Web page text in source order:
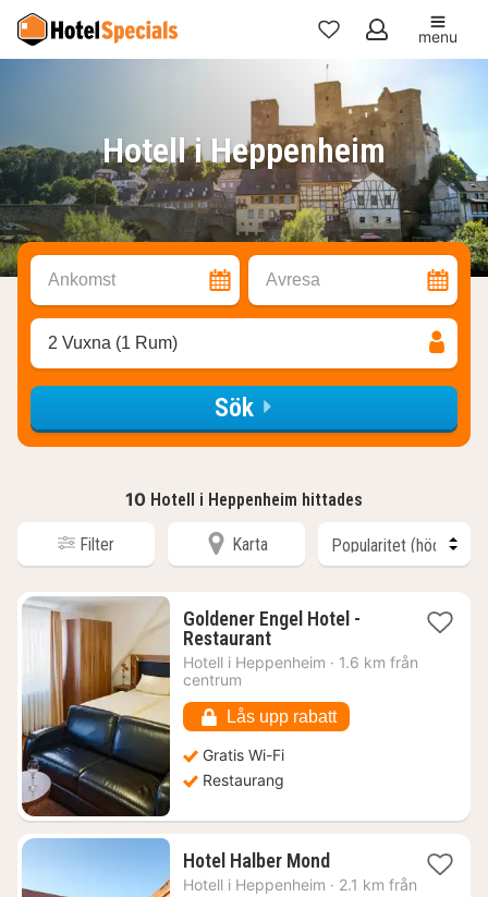
Mina
favoriter
menu
Hotell i Heppenheim
Ankomst Avresa
2 Vuxna (1 Rum)
Sök
10 Hotell i Heppenheim hittades
Filter Karta
Goldener Engel Hotel -
Restaurant1
natt
kr.
Hotell i Heppenheim · 1.6 km från
centrum
Lås upp rabatt
Gratis Wi-Fi
Restaurang
Hotel Halber Mond1
natt
Hotell i Heppenheim · 2.1 km från